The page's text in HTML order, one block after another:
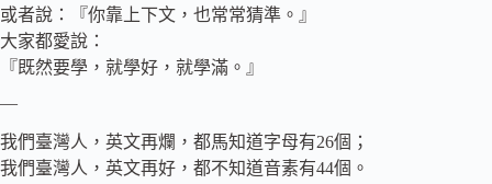
或者說：『你靠上下文，也常常猜準。』
大家都愛說：
『既然要學，就學好，就學滿。』
—
我們臺灣人，英文再爛，都馬知道字母有26個；
我們臺灣人，英文再好，都不知道音素有44個。